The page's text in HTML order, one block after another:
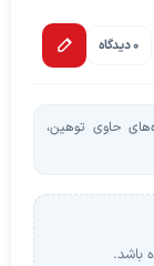
0 دیدگاه
حاوی توهین،
باشد.